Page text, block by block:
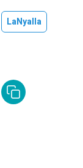
LaNyalla